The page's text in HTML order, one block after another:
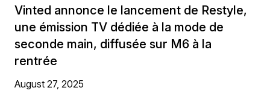
Vinted annonce le lancement de Restyle,
une émission TV dédiée à la mode de
seconde main, diffusée sur M6 à la
rentrée
August 27, 2025